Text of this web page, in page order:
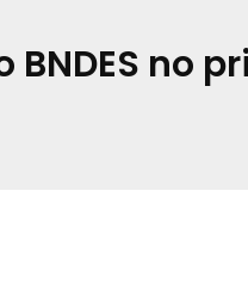
BNDES no